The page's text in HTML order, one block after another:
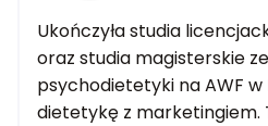
Ukończyła studia
oraz studia magisterskie
psychodietetyki na AWF w
dietetykę z marketingiem.